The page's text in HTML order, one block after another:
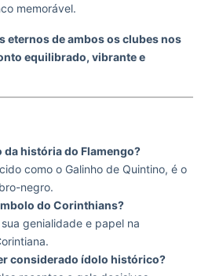
memorável.
eternos de ambos os clubes nos
equilibrado, vibrante e
da história do Flamengo?
como o Galinho de Quintino, é o
negro.
do Corinthians?
genialidade e papel na
considerado ídolo histórico?